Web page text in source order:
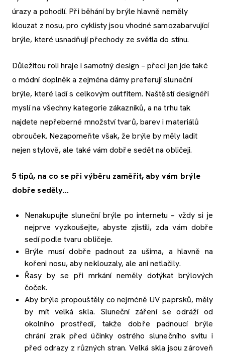
úrazy a pohodlí. Při běhání by brýle hlavně neměly
klouzat z nosu, pro cyklisty jsou vhodné samozabarvující
brýle, které usnadňují přechody ze světla do stínu.
Důležitou roli hraje i samotný design – přeci jen jde také
o módní doplněk a zejména dámy preferují sluneční
brýle, které ladí s celkovým outfitem. Naštěstí designéři
myslí na všechny kategorie zákazníků, a na trhu tak
najdete nepřeberné množství tvarů, barev i materiálů
obrouček. Nezapomeňte však, že brýle by měly ladit
nejen stylově, ale také vám dobře sedět na obličeji.
5 tipů, na co se při výběru zaměřit, aby vám brýle
dobře seděly…
Nenakupujte sluneční brýle po internetu – vždy si je
nejprve vyzkoušejte, abyste zjistili, zda vám dobře
sedí podle tvaru obličeje.
Brýle musí dobře padnout za ušima, a hlavně na
kořeni nosu, aby neklouzaly, ale ani netlačily.
Řasy by se při mrkání neměly dotýkat brýlových
čoček.
Aby brýle propouštěly co nejméně UV paprsků, měly
by mít velká skla. Sluneční záření se odráží od
okolního prostředí, takže dobře padnoucí brýle
chrání zrak před účinky ostrého slunečního svitu i
před odrazy z různých stran. Velká skla jsou zároveň